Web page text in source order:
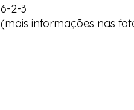
6-2-3
(mais informações nas